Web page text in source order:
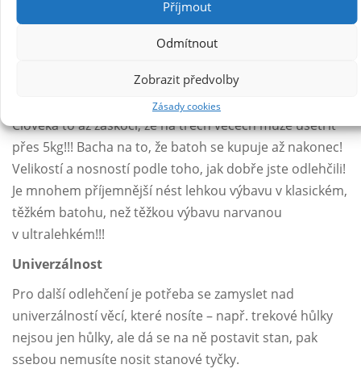
Příjmout
Odmítnout
Zobrazit předvolby
Zásady cookies
Člověka to až zaskočí, že na třech věcech může ušetřit
přes 5kg!!! Bacha na to, že batoh se kupuje až nakonec!
Velikostí a nosností podle toho, jak dobře jste odlehčili!
Je mnohem příjemnější nést lehkou výbavu v klasickém,
těžkém batohu, než těžkou výbavu narvanou
v ultralehkém!!!
Univerzálnost
Pro další odlehčení je potřeba se zamyslet nad
univerzálností věcí, které nosíte – např. trekové hůlky
nejsou jen hůlky, ale dá se na ně postavit stan, pak
ssebou nemusíte nosit stanové tyčky.